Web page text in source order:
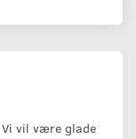
Vi vil være glade